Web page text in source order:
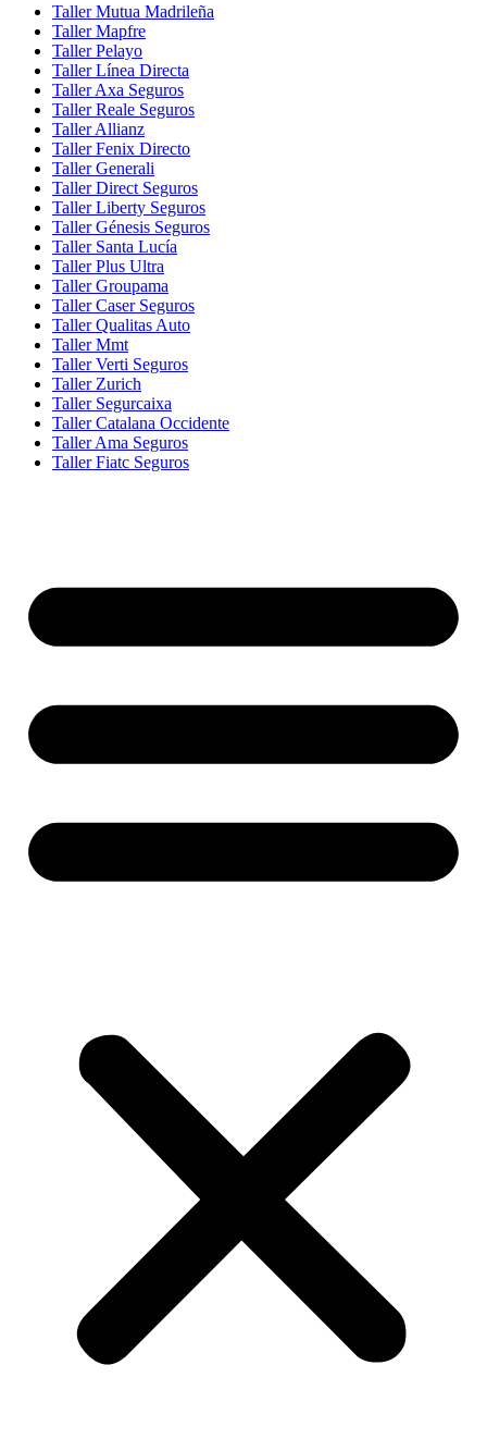
Taller Mutua Madrileña
Taller Mapfre
Taller Pelayo
Taller Línea Directa
Taller Axa Seguros
Taller Reale Seguros
Taller Allianz
Taller Fenix Directo
Taller Generali
Taller Direct Seguros
Taller Liberty Seguros
Taller Génesis Seguros
Taller Santa Lucía
Taller Plus Ultra
Taller Groupama
Taller Caser Seguros
Taller Qualitas Auto
Taller Mmt
Taller Verti Seguros
Taller Zurich
Taller Segurcaixa
Taller Catalana Occidente
Taller Ama Seguros
Taller Fiatc Seguros